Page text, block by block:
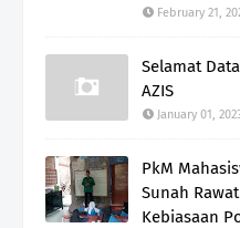
February 21,
Selamat
AZIS
January 01,
PkM
Sunah
Kebiasaan